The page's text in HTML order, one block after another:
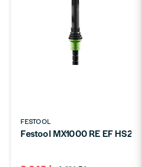
FastFix 1200W
FESTOOL
Festool MX1000 RE EF HS2